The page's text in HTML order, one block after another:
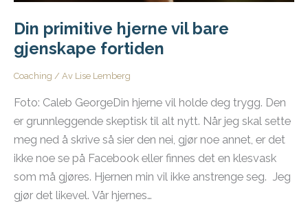
Din primitive hjerne vil bare
gjenskape fortiden
Coaching / Av Lise Lemberg
Foto: Caleb GeorgeDin hjerne vil holde deg trygg. Den
er grunnleggende skeptisk til alt nytt. Når jeg skal sette
meg ned å skrive så sier den nei, gjør noe annet, er det
ikke noe se på Facebook eller finnes det en klesvask
som må gjøres. Hjernen min vil ikke anstrenge seg. Jeg
gjør det likevel. Vår hjernes…